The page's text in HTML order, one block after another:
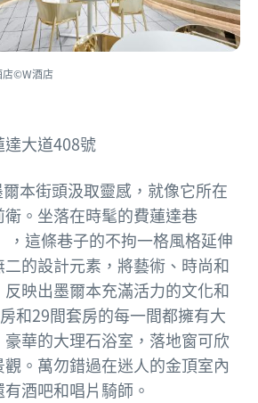
店©W酒店
大道408號
本街頭汲取靈感，就像它所在
。坐落在時髦的費蓮達巷
，這條巷子的不拘一格風格延伸
的設計元素，將藝術、時尚和
映出墨爾本充滿活力的文化和
和29間套房的每一間都擁有大
華的大理石浴室，落地窗可欣
。萬勿錯過在迷人的金頂室內
酒吧和唱片騎師。